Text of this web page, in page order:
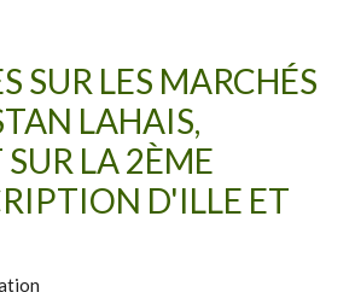
SUR LES MARCHÉS
LAHAIS,
LA 2ÈME
D'ILLE ET